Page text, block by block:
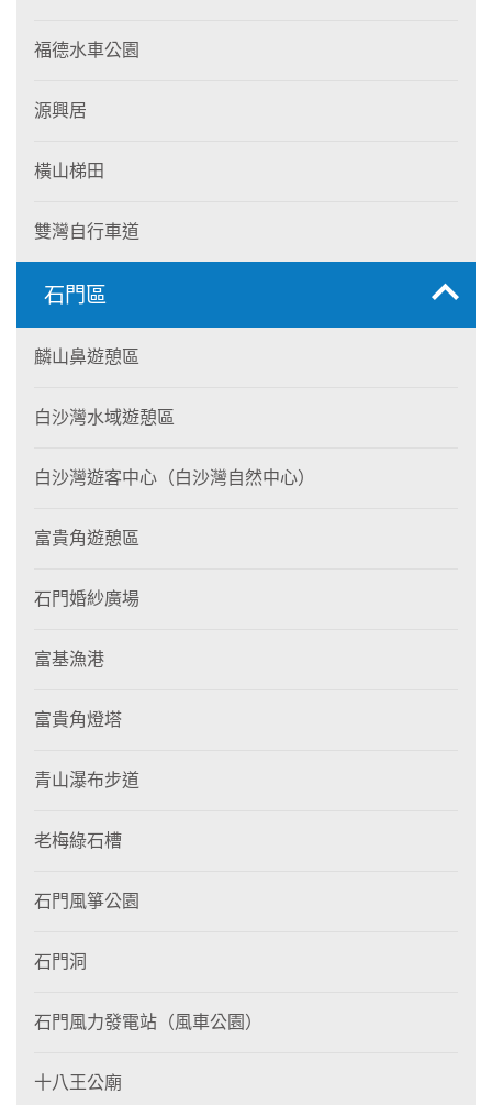
福德水車公園
源興居
橫山梯田
雙灣自行車道
石門區
麟山鼻遊憩區
白沙灣水域遊憩區
白沙灣遊客中心（白沙灣自然中心）
富貴角遊憩區
石門婚紗廣場
富基漁港
富貴角燈塔
青山瀑布步道
老梅綠石槽
石門風箏公園
石門洞
石門風力發電站（風車公園）
十八王公廟